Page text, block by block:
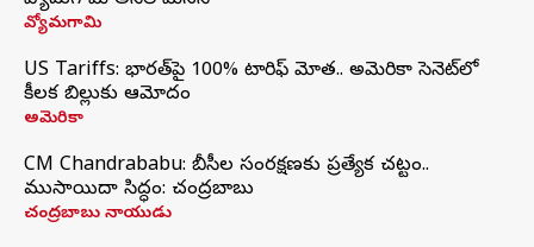
వ్యోమగామి
US Tariffs: భారత్‌పై 100% టారిఫ్‌ మోత.. అమెరికా సెనెట్‌లో
కీలక బిల్లుకు ఆమోదం
అమెరికా
CM Chandrababu: బీసీల సంరక్షణకు ప్రత్యేక చట్టం..
ముసాయిదా సిద్ధం: చంద్రబాబు
చంద్రబాబు నాయుడు